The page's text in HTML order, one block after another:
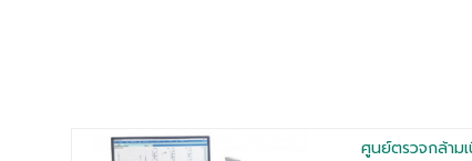
ศูนย์ตรวจกล้าม